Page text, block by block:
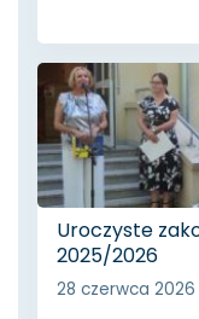
Uroczyste
2025/2026
28 czerwca 2026